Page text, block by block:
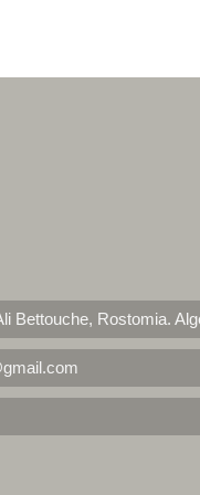
Bettouche, Rostomia.